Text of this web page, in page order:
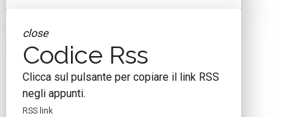
close
Codice Rss
Clicca sul pulsante per copiare il link RSS
negli appunti.
RSS link